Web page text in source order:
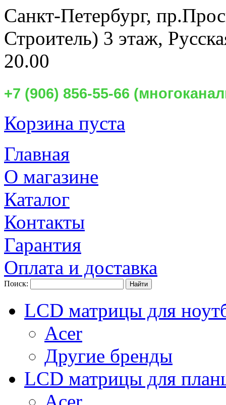
Санкт-Петербург,
Строитель) 3 этаж,
20.00
+7 (906) 856-55-66
Корзина пуста
Главная
О магазине
Каталог
Контакты
Гарантия
Оплата и доставка
Поиск:
LCD матрицы для
Acer
Другие бренды
LCD матрицы для